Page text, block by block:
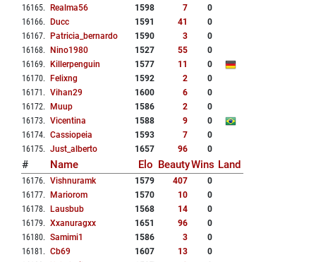
16165. Realma56 1598 7
0
16166. Ducc 1591 41
0
16167. Patricia_bernardo 1590 3
0
16168. Nino1980 1527 55
0
16169. Killerpenguin 1577 11
0
16170. Felixng 1592 2
0
16171 . Vihan29 1600 6
0
16172. Muup 1586 2
0
16173. Vicentina 1588 9
0
16174. Cassiopeia 1593 7
0
16175. Just_alberto 1657 96 0
# Name Elo BeautyWins Land
16176. Vishnuramk 1579 407
0
16177. Mariorom 1570 10
0
16178. Lausbub 1568 14
0
16179. Xxanuragxx 1651 96
0
16180. Samimi1 1586 3
0
16181 . Cb69 1607 13
0